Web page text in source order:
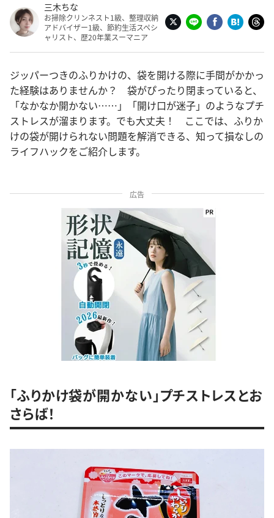
三木ちな
お掃除クリンネスト1級、整理収納
アドバイザー1級、節約生活スペシ
ャリスト、歴20年業スーマニア
ジッパーつきのふりかけの、袋を開ける際に手間がかかっ
た経験はありませんか？ 袋がぴったり閉まっていると、
「なかなか開かない……」「開け口が迷子」のようなプチ
ストレスが溜まります。でも大丈夫！ ここでは、ふりか
けの袋が開けられない問題を解消できる、知って損なしの
ライフハックをご紹介します。
広告
「ふりかけ袋が開かない」プチストレスとお
さらば！